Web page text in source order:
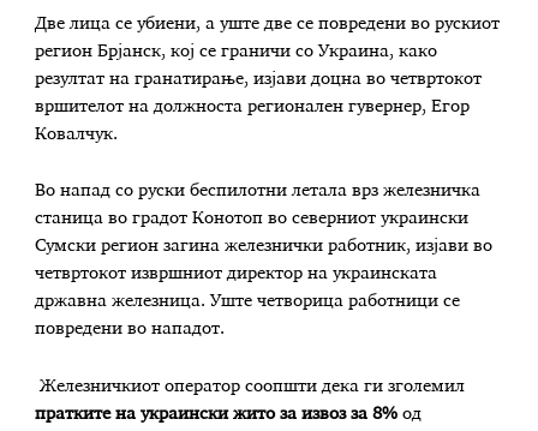
Две лица се убиени, а уште две се повредени во рускиот
регион Брјанск, кој се граничи со Украина, како
резултат на гранатирање, изјави доцна во четвртокот
вршителот на должноста регионален гувернер, Егор
Ковалчук.
Во напад со руски беспилотни летала врз железничка
станица во градот Конотоп во северниот украински
Сумски регион загина железнички работник, изјави во
четвртокот извршниот директор на украинската
државна железница. Уште четворица работници се
повредени во нападот.
Железничкиот оператор соопшти дека ги зголемил
пратките на украински жито за извоз за 8%од